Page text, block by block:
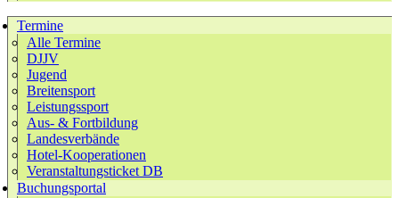
Termine
Alle Termine
DJJV
Jugend
Breitensport
Leistungssport
Aus- & Fortbildung
Landesverbände
Hotel-Kooperationen
Veranstaltungsticket DB
Buchungsportal